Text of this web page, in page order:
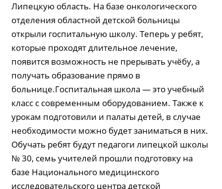
Липецкую область. На базе онкологического
отделения областной детской больницы
открыли госпитальную школу. Теперь у ребят,
которые проходят длительное лечение,
появится возможность не прерывать учёбу, а
получать образование прямо в
больнице.Госпитальная школа — это учебный
класс с современным оборудованием. Также к
урокам подготовили и палаты детей, в случае
необходимости можно будет заниматься в них.
Обучать ребят будут педагоги липецкой школы
№ 30, семь учителей прошли подготовку на
базе Национального медицинского
исследовательского центра детской